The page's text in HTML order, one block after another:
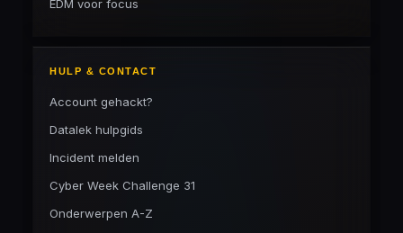
EDM voor focus
HULP & CONTACT
Account gehackt?
Datalek hulpgids
Incident melden
Cyber Week Challenge 31
Onderwerpen A-Z